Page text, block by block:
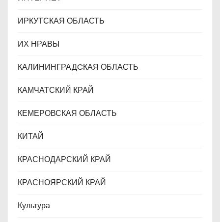
ИРКУТСКАЯ ОБЛАСТЬ
ИХ НРАВЫ
КАЛИНИНГРАДCКАЯ ОБЛАСТЬ
КАМЧАТСКИЙ КРАЙ
КЕМЕРОВСКАЯ ОБЛАСТЬ
КИТАЙ
КРАСНОДАРСКИЙ КРАЙ
КРАСНОЯРСКИЙ КРАЙ
Культура